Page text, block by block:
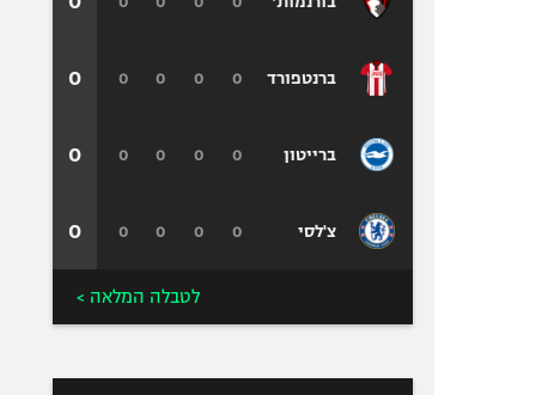
ברנטפורד
ברייטון
צ'לסי
0
0
0
0
0
0
0
0
0
0
0
0
0
0
0
לטבלה המלאה >